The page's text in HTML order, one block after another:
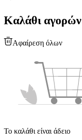
Καλάθι αγορών
Αφαίρεση όλων
Το καλάθι είναι άδειο